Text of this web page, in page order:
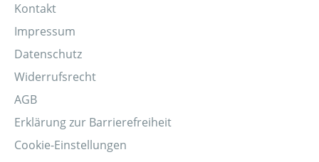
Kontakt
Impressum
Datenschutz
Widerrufsrecht
AGB
Erklärung zur Barrierefreiheit
Cookie-Einstellungen